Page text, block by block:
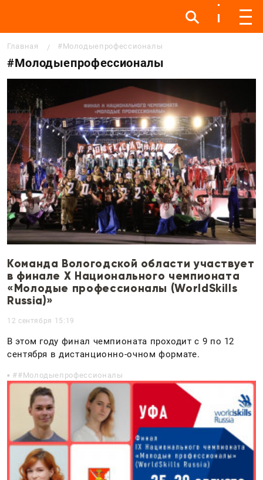
Инфо Инфо Меню
Главная #Молодыепрофессионалы
#Молодыепрофессионалы
Команда Вологодской области участвует
в финале Х Национального чемпионата
«Молодые профессионалы (WorldSkills
Russia)»
12 сентября 15:19
В этом году финал чемпионата проходит с 9 по 12
сентября в дистанционно-очном формате.
#Молодыепрофессионалы